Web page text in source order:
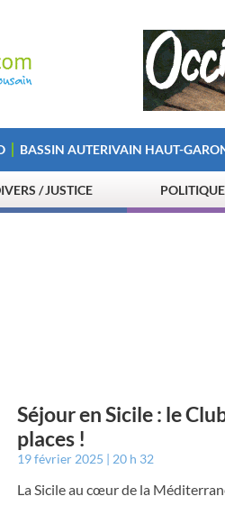
BASSIN AUTERIVAIN HAUT-
/ JUSTICE POLITIQUE
Séjour en Sicile : le
places !
19 février 2025 20 h 32
La Sicile au cœur de la